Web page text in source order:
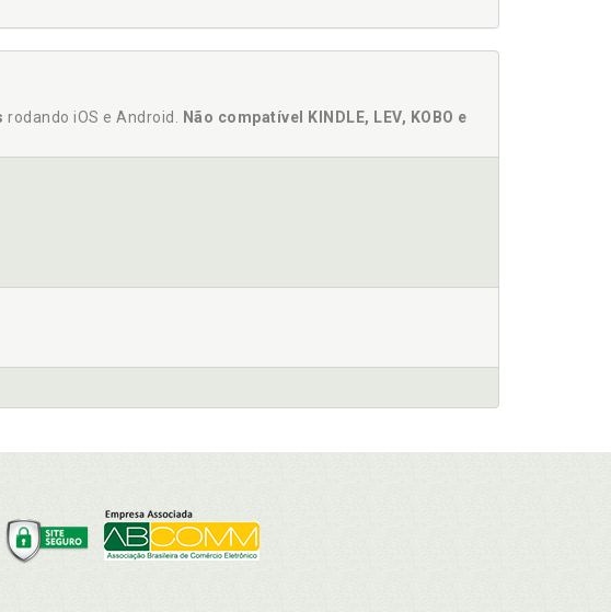
rodando iOS e Android.
Não compatível KINDLE, LEV, KOBO e